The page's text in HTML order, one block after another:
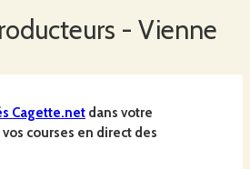
- Vienne
Cagette.net dans votre
courses en direct des